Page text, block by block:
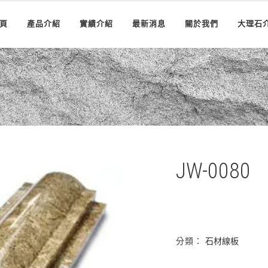
產品介紹 實績介紹 最新消息 關於我們 大理石
JW-0080
分類： 石材線板